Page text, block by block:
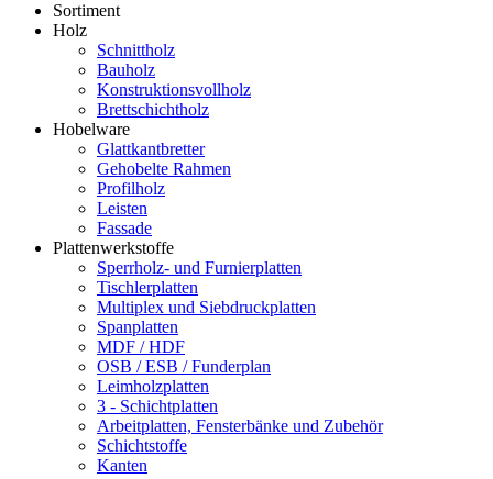
Sortiment
Holz
Schnittholz
Bauholz
Konstruktionsvollholz
Brettschichtholz
Hobelware
Glattkantbretter
Gehobelte Rahmen
Profilholz
Leisten
Fassade
Plattenwerkstoffe
Sperrholz- und Furnierplatten
Tischlerplatten
Multiplex und Siebdruckplatten
Spanplatten
MDF / HDF
OSB / ESB / Funderplan
Leimholzplatten
3 - Schichtplatten
Arbeitplatten, Fensterbänke und Zubehör
Schichtstoffe
Kanten